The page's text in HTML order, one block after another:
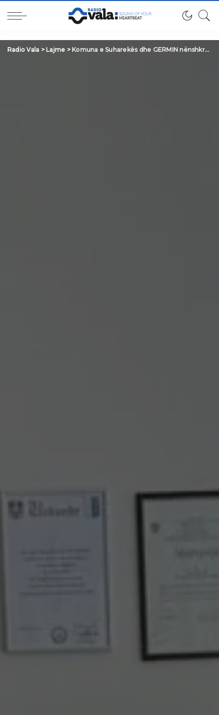
Radio Vala > Lajme > Komuna e Suharekës dhe GERMIN nënshkruajnë Memorandum Bashkëpunimi për angazhimin e diasporës në barazinë gjinore